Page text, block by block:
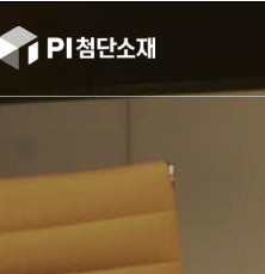
본문바로가기